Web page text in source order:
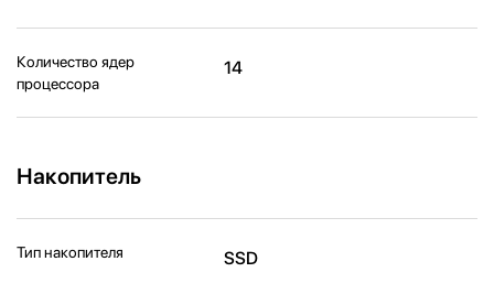
Количество ядер
процессора
14
Накопитель
Тип накопителя SSD